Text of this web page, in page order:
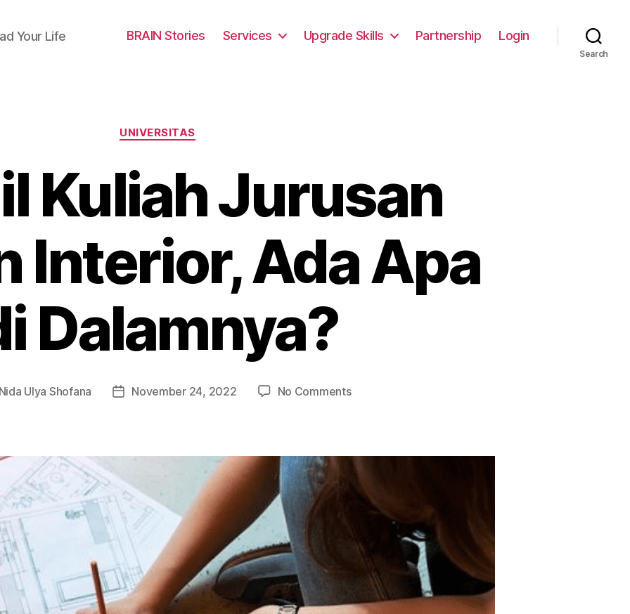
Your Life BRAIN Stories Services Upgrade Skills Partnership Login
Search
Categories
UNIVERSITAS
Kuliah Jurusan
Interior, Ada Apa
Dalamnya?
Nida Ulya Shofana
PostNovember 24, 2022 No Commentson
Desain
Interior,
Ada
Dalamnya?